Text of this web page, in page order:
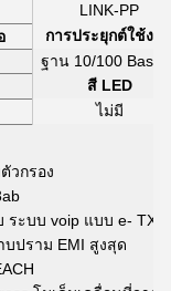
LINK-PP
การประยุกต์ใช้งา
ฐาน 10/100 Base-
สี LED
ไม่มี
วกรอง
ระบบ voip แบบ e-
บปราม EMI สูงสุด